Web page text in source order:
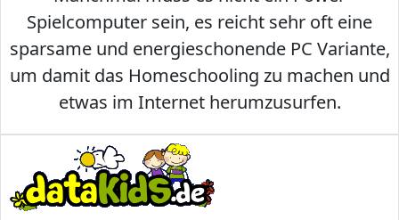
Spielcomputer sein, es reicht sehr oft eine
sparsame und energieschonende PC Variante,
um damit das Homeschooling zu machen und
etwas im Internet herumzusurfen.